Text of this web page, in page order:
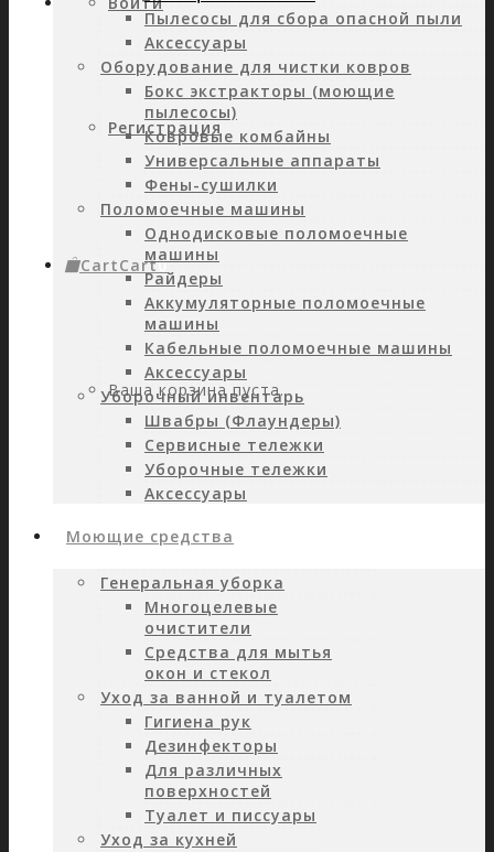
Регистрация
CartCart0
Ваша корзина пуста.
Пылесосы для сбора опасной пыли
Аксессуары
Оборудование для чистки ковров
Бокс экстракторы (моющие
пылесосы)
Ковровые комбайны
Универсальные аппараты
Фены-сушилки
Поломоечные машины
Однодисковые поломоечные
машины
Райдеры
Аккумуляторные поломоечные
машины
Кабельные поломоечные машины
Аксессуары
Уборочный инвентарь
Швабры (Флаундеры)
Сервисные тележки
Уборочные тележки
Аксессуары
Моющие средства
Генеральная уборка
Многоцелевые
очистители
Средства для мытья
окон и стекол
Уход за ванной и туалетом
Гигиена рук
Дезинфекторы
Для различных
поверхностей
Туалет и писсуары
Уход за кухней